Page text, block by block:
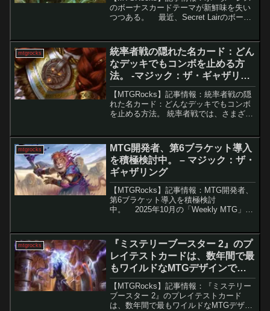
のボーナスカードテーマが新鮮味を失い
つつある。 最近、Secret Lairのボーナ
を大幅に改善した結果、これらのボー
ナ...
mtgrocks
統率者戦の隠れた名カード：どん
なデッキでもコンボを止める方
法。 -マジック：ザ・ギャザリン
グ
【MTGRocks】記事情報：統率者戦の隠
れた名カード：どんなデッキでもコンボ
を止める方法。 統率者戦では、さまざま
す。コンボは正当な勝ち筋ですが、あま
りに早い決着はゲ...
mtgrocks
MTG開発者、第6ブラケット導入
を積極検討中。 – マジック：ザ・
ギャザリング
【MTGRocks】記事情報：MTG開発者、
第6ブラケット導入を積極検討
中。 2025年10月の「Weekly MTG」配
た。10枚の「ゲームチェンジャー」カー
ド...
mtgrocks
『ミステリーブースター 2』のプ
レイテストカードは、数年間で最
もワイルドなMTGデザインで
す。 – マジック：ザ・ギャザリン
グ
【MTGRocks】記事情報：『ミステリー
ブースター 2』のプレイテストカード
は、数年間で最もワイルドなMTGデザイ